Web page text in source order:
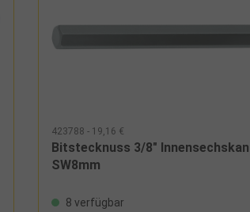
423788 - 19,16 €
Bitstecknuss 3/8"
SW8mm
8 verfügbar